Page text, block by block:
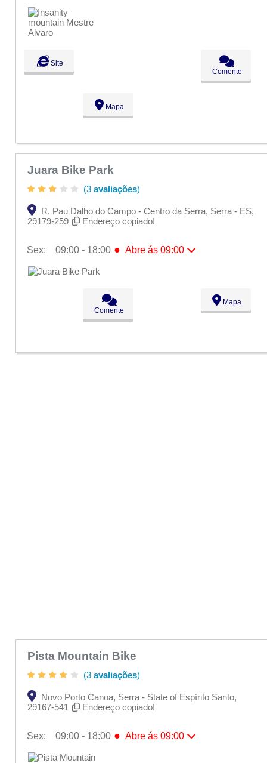
Seg:
Ter:
Qua:
09:00 - 18:00
Qui:
Sáb:
Dom:
Fechado
Site
Comente
Mapa
Juara Bike Park
(3 avaliações)
R. Pau Dalho do Campo - Centro da Serra, Serra - ES,
29179-259
Endereço copiado!
Sex: 09:00 - 18:00 ● Abre ás 09:00
Seg:
Ter:
09:00 - 18:00
09:00 - 18:00
09:00 - 18:00
Abre ás 09:00
Fechado
Comente
Mapa
Pista Mountain Bike
(3 avaliações)
Novo Porto Canoa, Serra - State of Espírito Santo,
29167-541
Endereço copiado!
Sex: 09:00 - 18:00 ● Abre ás 09:00
Seg: